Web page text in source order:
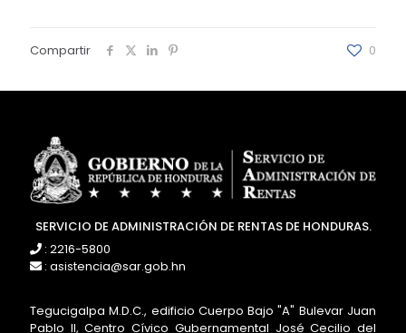
Compartir 0
SERVICIO DE ADMINISTRACIÓN DE RENTAS DE HONDURAS.
: 2216-5800
: asistencia@sar.gob.hn
Tegucigalpa M.D.C., edificio Cuerpo Bajo "A" Bulevar Juan
Pablo II, Centro Cívico Gubernamental José Cecilio del